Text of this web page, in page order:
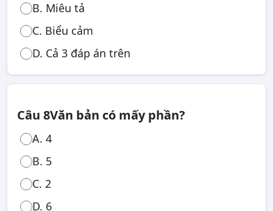
B. Miêu tả
C. Biểu cảm
D. Cả 3 đáp án trên
Câu 8Văn bản có mấy phần?
A. 4
B. 5
C. 2
D. 6